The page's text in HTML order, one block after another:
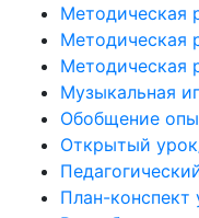
Методическая
Методическая
Методическая
Музыкальная
Обобщение
Открытый
План-конспект